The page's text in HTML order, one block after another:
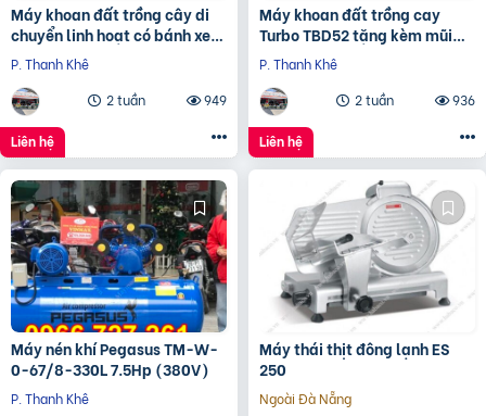
Máy khoan đất trồng cây di
chuyển linh hoạt có bánh xe
đẩy Turbo TBK68
P. Thanh Khê
2 tuần
949
Liên hệ
Máy khoan đất trồng cay
Turbo TBD52 tặng kèm mũi
khoan 150mm
P. Thanh Khê
2 tuần
936
Liên hệ
Máy nén khí Pegasus TM-W-
0-67/8-330L 7.5Hp (380V)
P. Thanh Khê
Máy thái thịt đông lạnh ES
250
Ngoài Đà Nẵng